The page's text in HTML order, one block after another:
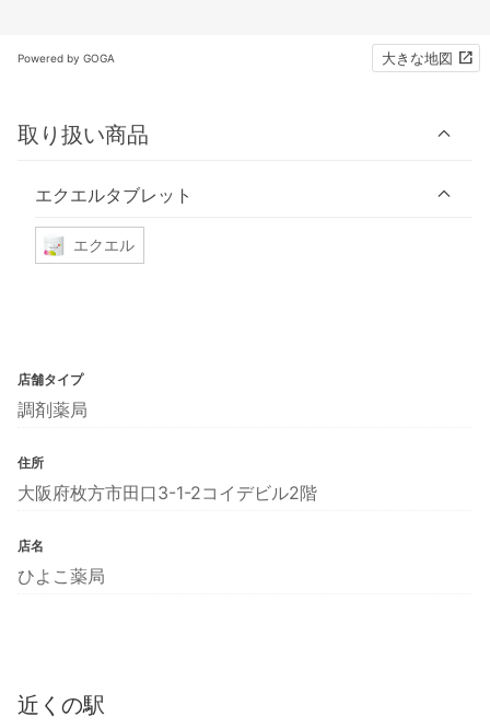
Powered by GOGA 大きな地図
取り扱い商品
エクエルタブレット
エクエル
店舗タイプ
調剤薬局
住所
大阪府枚方市田口3-1-2コイデビル2階
店名
ひよこ薬局
近くの駅